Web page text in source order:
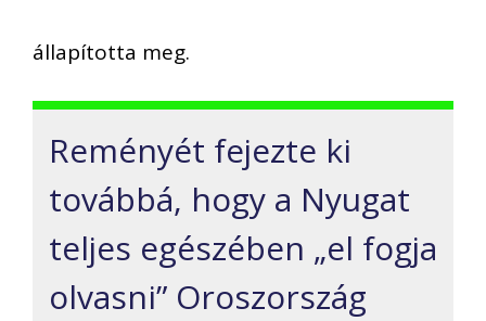
állapította meg.
Reményét fejezte ki
továbbá, hogy a Nyugat
teljes egészében „el fogja
olvasni” Oroszország